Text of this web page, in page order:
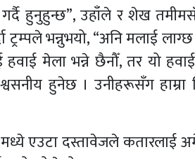
हुनुहुन्छ”, उहाँले र शेख
ट्रम्पले भन्नुभयो, “अनि मलाई
हवाई मेला भन्ने छैनौँ, तर यो
हुनेछ । उनीहरूसँग
एउटा दस्तावेजले कतारलाई